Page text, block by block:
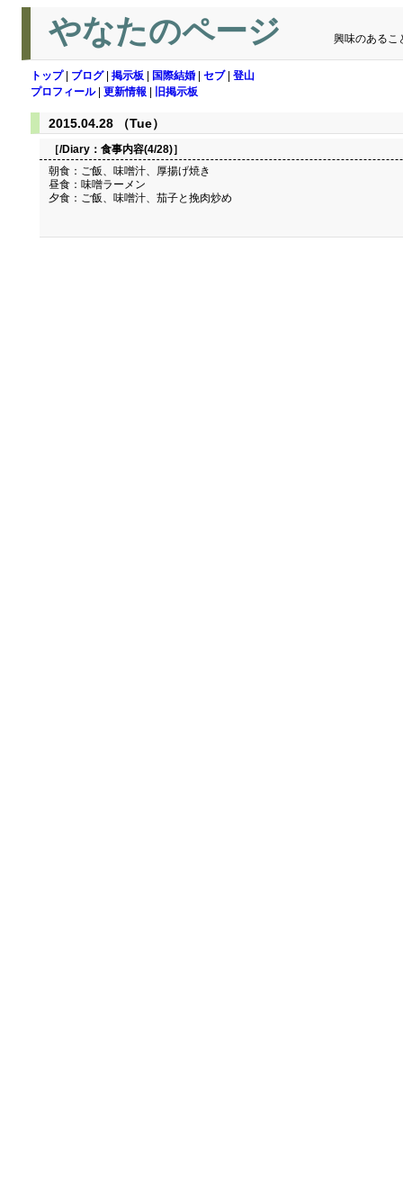
やなたのページ 興味のあるこ
トップ| ブログ| 掲示板 国際結婚 セブ| 登山
プロフィール| 更新情報 旧掲示板
2015.04.28 （Tue）
［/Diary： 食事内容(4/28)］
朝食：ご飯、味噌汁、厚揚げ焼き
昼食：味噌ラーメン
夕食：ご飯、味噌汁、茄子と挽肉炒め